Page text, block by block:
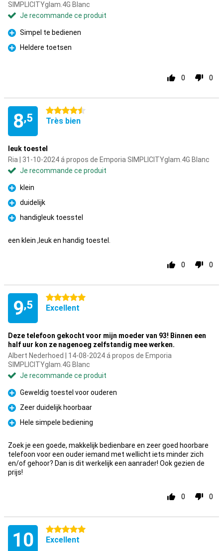
SIMPLICITYglam.4G Blanc
Je recommande ce produit
Pour
Simpel te bedienen
Pour
Heldere toetsen
0 0
8,5
4.5 étoiles
Très bien
leuk toestel
Ria | 31-10-2024 á propos de Emporia SIMPLICITYglam.4G Blanc
Je recommande ce produit
Pour
klein
Pour
duidelijk
Pour
handigleuk toesstel
een klein ,leuk en handig toestel.
0 0
9,5
5 étoiles
Excellent
Deze telefoon gekocht voor mijn moeder van 93! Binnen een
half uur kon ze nagenoeg zelfstandig mee werken.
Albert Nederhoed | 14-08-2024 á propos de Emporia
SIMPLICITYglam.4G Blanc
Je recommande ce produit
Pour
Geweldig toestel voor ouderen
Pour
Zeer duidelijk hoorbaar
Pour
Hele simpele bediening
Zoek je een goede, makkelijk bedienbare en zeer goed hoorbare
telefoon voor een ouder iemand met wellicht iets minder zich
en/of gehoor? Dan is dit werkelijk een aanrader! Ook gezien de
prijs!
0 0
10 5 étoiles
Excellent